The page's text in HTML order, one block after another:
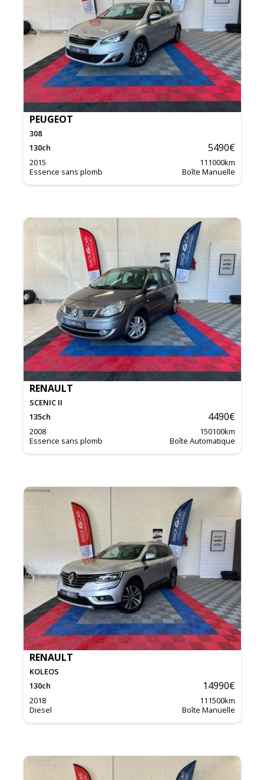
PEUGEOT
308
130ch 5490€
2015 111000km
Essence sans plomb
Boîte Manuelle
RENAULT
SCENIC II
135ch 4490€
2008 150100km
Essence sans plomb
Boîte Automatique
RENAULT
KOLEOS
130ch 14990€
2018 111500km
Diesel
Boîte Manuelle